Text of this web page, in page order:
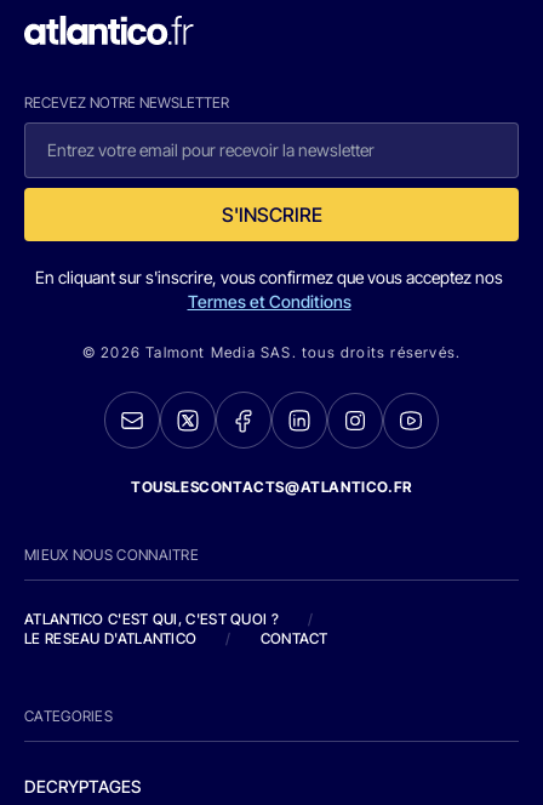
RECEVEZ NOTRE NEWSLETTER
S'INSCRIRE
En cliquant sur s'inscrire, vous confirmez que vous acceptez nos
Termes et Conditions
© 2026 Talmont Media SAS. tous droits réservés.
TOUSLESCONTACTS@ATLANTICO.FR
MIEUX NOUS CONNAITRE
ATLANTICO C'EST QUI, C'EST QUOI ?
/
LE RESEAU D'ATLANTICO
/ CONTACT
CATEGORIES
DECRYPTAGES